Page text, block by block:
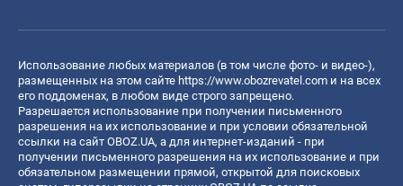
Использование любых материалов (в том числе фото- и видео-),
размещенных на этом сайте https://www.obozrevatel.com и на всех
его поддоменах, в любом виде строго запрещено.
Разрешается использование при получении письменного
разрешения на их использование и при условии обязательной
ссылки на сайт OBOZ.UA, а для интернет-изданий - при
получении письменного разрешения на их использование и при
обязательном размещении прямой, открытой для поисковых